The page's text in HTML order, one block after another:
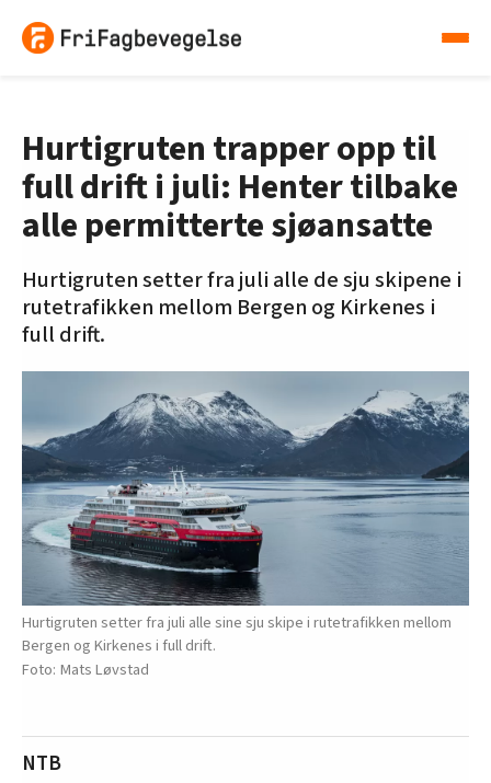
Hurtigruten trapper opp til
full drift i juli: Henter tilbake
alle permitterte sjøansatte
Hurtigruten setter fra juli alle de sju skipene i
rutetrafikken mellom Bergen og Kirkenes i
full drift.
Hurtigruten setter fra juli alle sine sju skipe i rutetrafikken mellom
Bergen og Kirkenes i full drift.
Mats Løvstad
NTB